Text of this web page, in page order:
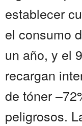
establecer
el consumo
un año, y el
recargan
de tóner
peligrosos.